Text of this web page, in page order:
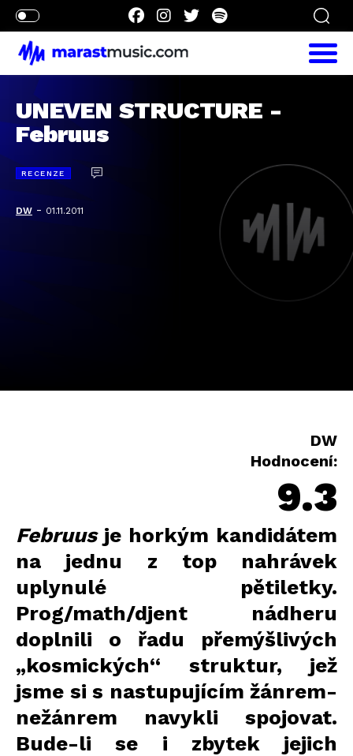
UNEVEN STRUCTURE -
Februus
RECENZE
DW - 01.11.2011
DW
Hodnocení:
9.3
Februusje horkým kandidátem
na jednu z top nahrávek
uplynulé pětiletky.
Prog/math/djent nádheru
doplnili o řadu přemýšlivých
„kosmických“ struktur, jež
jsme si s nastupujícím žánrem-
nežánrem navykli spojovat.
Bude-li se i zbytek jejich